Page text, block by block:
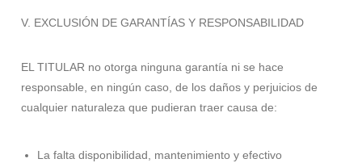
V. EXCLUSIÓN DE GARANTÍAS Y RESPONSABILIDAD
EL TITULAR no otorga ninguna garantía ni se hace
responsable, en ningún caso, de los daños y perjuicios de
cualquier naturaleza que pudieran traer causa de:
La falta disponibilidad, mantenimiento y efectivo